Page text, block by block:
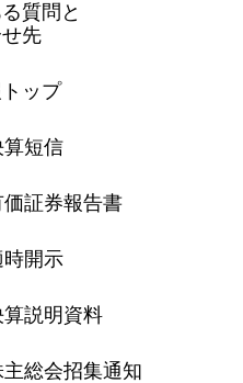
質問と
先
ップ
算短信
価証券報告書
時開示
算説明資料
主総会招集通知